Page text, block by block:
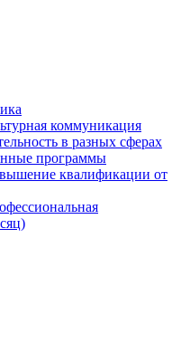
коммуникация
в разных сферах
программы
квалификации от